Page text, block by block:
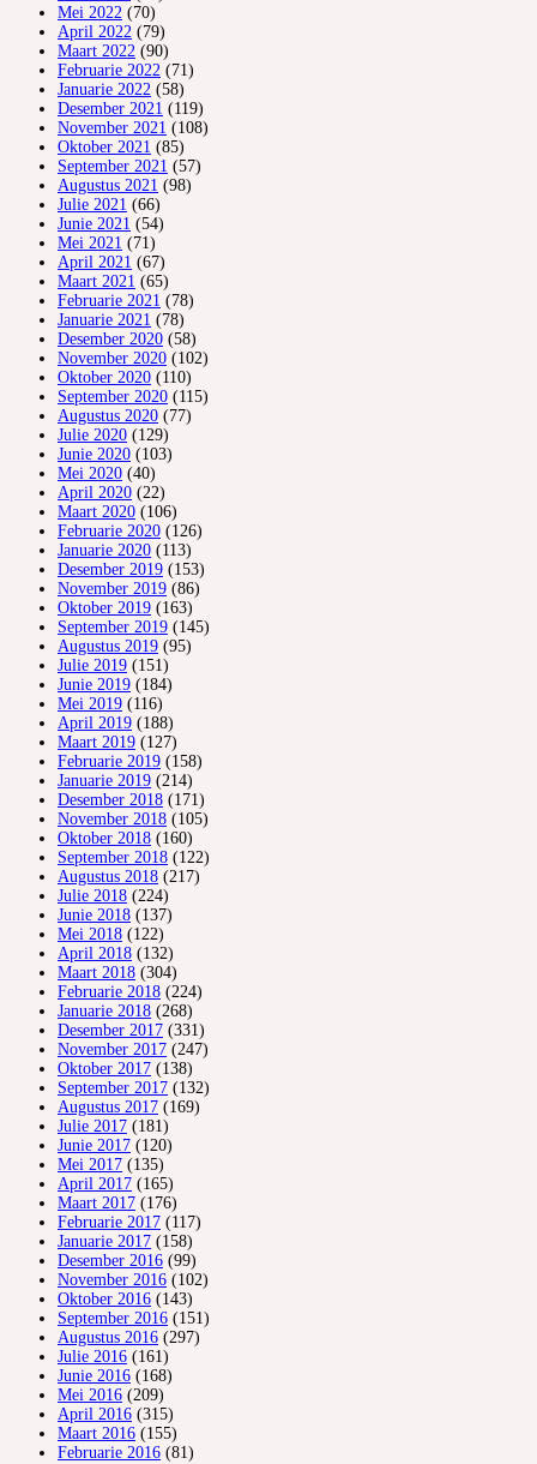
Mei 2022 (70)
April 2022 (79)
Maart 2022 (90)
Februarie 2022 (71)
Januarie 2022 (58)
Desember 2021 (119)
November 2021 (108)
Oktober 2021 (85)
September 2021 (57)
Augustus 2021 (98)
Julie 2021 (66)
Junie 2021 (54)
Mei 2021 (71)
April 2021 (67)
Maart 2021 (65)
Februarie 2021 (78)
Januarie 2021 (78)
Desember 2020 (58)
November 2020 (102)
Oktober 2020 (110)
September 2020 (115)
Augustus 2020 (77)
Julie 2020 (129)
Junie 2020 (103)
Mei 2020 (40)
April 2020 (22)
Maart 2020 (106)
Februarie 2020 (126)
Januarie 2020 (113)
Desember 2019 (153)
November 2019 (86)
Oktober 2019 (163)
September 2019 (145)
Augustus 2019 (95)
Julie 2019 (151)
Junie 2019 (184)
Mei 2019 (116)
April 2019 (188)
Maart 2019 (127)
Februarie 2019 (158)
Januarie 2019 (214)
Desember 2018 (171)
November 2018 (105)
Oktober 2018 (160)
September 2018 (122)
Augustus 2018 (217)
Julie 2018 (224)
Junie 2018 (137)
Mei 2018 (122)
April 2018 (132)
Maart 2018 (304)
Februarie 2018 (224)
Januarie 2018 (268)
Desember 2017 (331)
November 2017 (247)
Oktober 2017 (138)
September 2017 (132)
Augustus 2017 (169)
Julie 2017 (181)
Junie 2017 (120)
Mei 2017 (135)
April 2017 (165)
Maart 2017 (176)
Februarie 2017 (117)
Januarie 2017 (158)
Desember 2016 (99)
November 2016 (102)
Oktober 2016 (143)
September 2016 (151)
Augustus 2016 (297)
Julie 2016 (161)
Junie 2016 (168)
Mei 2016 (209)
April 2016 (315)
Maart 2016 (155)
Februarie 2016 (81)